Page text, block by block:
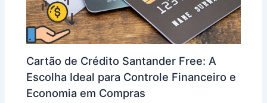
Cartão de Crédito Santander Free: A
Escolha Ideal para Controle Financeiro e
Economia em Compras